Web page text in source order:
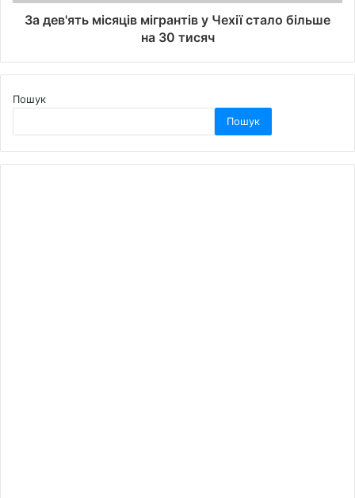
За дев'ять місяців мігрантів у Чехії стало більше
на 30 тисяч
Пошук
Пошук